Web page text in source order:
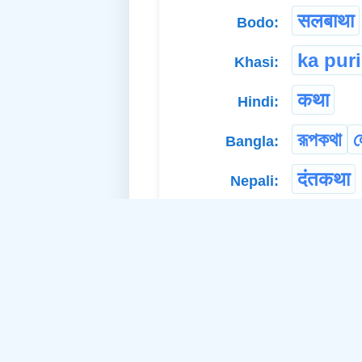
Bodo: सलबाथा
Khasi: ka
Hindi: कथा
Bangla: রূপকথা
Nepali: दंतकथा